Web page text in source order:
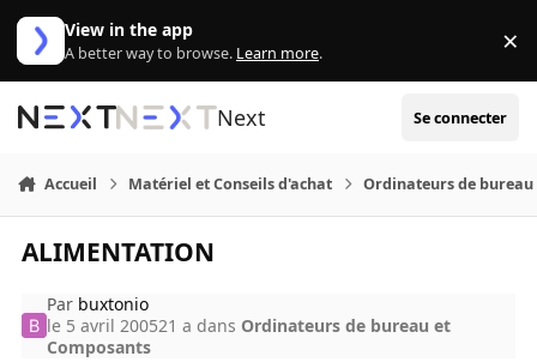
Aller au contenu
View in the app
A better way to browse. Learn more. ×
Next Se connecter
Accueil Matériel et Conseils d'achat Ordinateurs de bureau
ALIMENTATION
Par buxtonio
le 5 avril 200521 a dans Ordinateurs de bureau et
Composants